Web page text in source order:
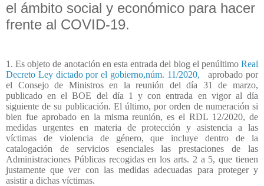
el ámbito social y económico para hacer
frente al COVID-19.
1. Es objeto de anotación en esta entrada del blog el penúltimo Real
Decreto Ley dictado por el gobierno,núm. 11/2020,
aprobado por
el Consejo de Ministros en la reunión del día 31 de marzo,
publicado en el BOE del día 1 y con entrada en vigor al día
siguiente de su publicación. El último, por orden de numeración si
bien fue aprobado en la misma reunión, es el RDL 12/2020, de
medidas urgentes en materia de protección y asistencia a las
víctimas de violencia de género, que incluye dentro de la
catalogación de servicios esenciales las prestaciones de las
Administraciones Públicas recogidas en los arts. 2 a 5, que tienen
justamente que ver con las medidas adecuadas para proteger y
asistir a dichas víctimas.